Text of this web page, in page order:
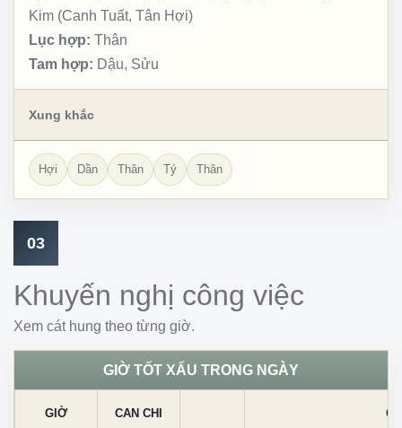
Kim (Canh Tuất, Tân Hợi)
Lục hợp: Thân
Tam hợp: Dậu, Sửu
Xung khắc
Hợi Dần Thân Tý Thân
03
Khuyến nghị công việc
Xem cát hung theo từng giờ.
GIỜ TỐT XẤU TRONG NGÀY
GIỜ CAN CHI